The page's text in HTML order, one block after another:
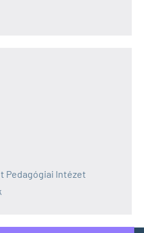
Pedagógiai Intézet